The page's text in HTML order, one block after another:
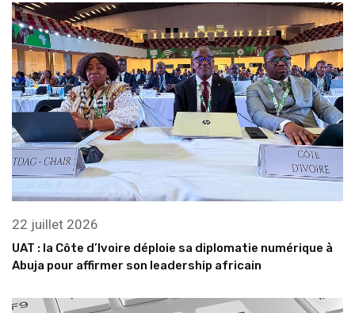
22 juillet 2026
UAT : la Côte d’Ivoire déploie sa diplomatie numérique à
Abuja pour affirmer son leadership africain